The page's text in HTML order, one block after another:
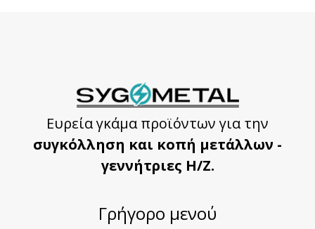
Ευρεία γκάμα προϊόντων για την
συγκόλληση και κοπή μετάλλων -
γεννήτριες Η/Ζ.
Γρήγορο μενού